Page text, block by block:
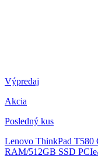
Výpredaj
Akcia
Posledný kus
Lenovo ThinkPad T580
RAM/512GB SSD